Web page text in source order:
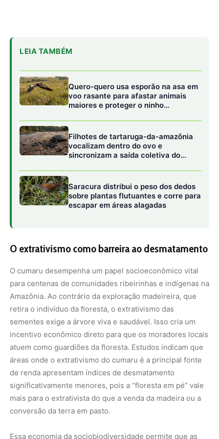
O extrativismo como barreira ao desmatamento
O cumaru desempenha um papel socioeconômico vital
para centenas de comunidades ribeirinhas e indígenas na
Amazônia. Ao contrário da exploração madeireira, que
retira o indivíduo da floresta, o extrativismo das
sementes exige a árvore viva e saudável. Isso cria um
incentivo econômico direto para que os moradores locais
atuem como guardiões da floresta. Estudos indicam que
áreas onde o extrativismo do cumaru é a principal fonte
de renda apresentam índices de desmatamento
significativamente menores, pois a “floresta em pé” vale
conversão da terra em pasto.
Essa economia da sociobiodiversidade permite que as
famílias permaneçam em seus territórios tradicionais
com dignidade. A coleta é sazonal e respeita os ciclos da
natureza, garantindo que parte das sementes permaneça
no solo para a regeneração natural da espécie.
Organizações e cooperativas locais têm trabalhado para
encurtar a distância entre o coletor e a indústria final,
garantindo preços mais justos e eliminando a figura do
atravessador, o que potencializa o impacto positivo na
renda familiar rural.